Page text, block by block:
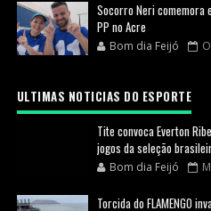
Socorro Neri comemora
PP no Acre
Bom dia Feijó
ULTIMAS NOTICIAS DO ESPORTE
Tite convoca Everton
jogos da seleção
Bom dia Feijó
Torcida do FLAMENGO